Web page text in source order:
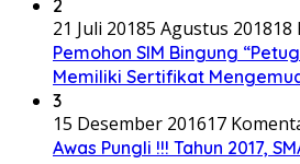
2
21 Juli 20185 Agustus 201818
Pemohon SIM Bingung
Memiliki Sertifikat
3
15 Desember 201617
Awas Pungli !!! Tahun 2017,